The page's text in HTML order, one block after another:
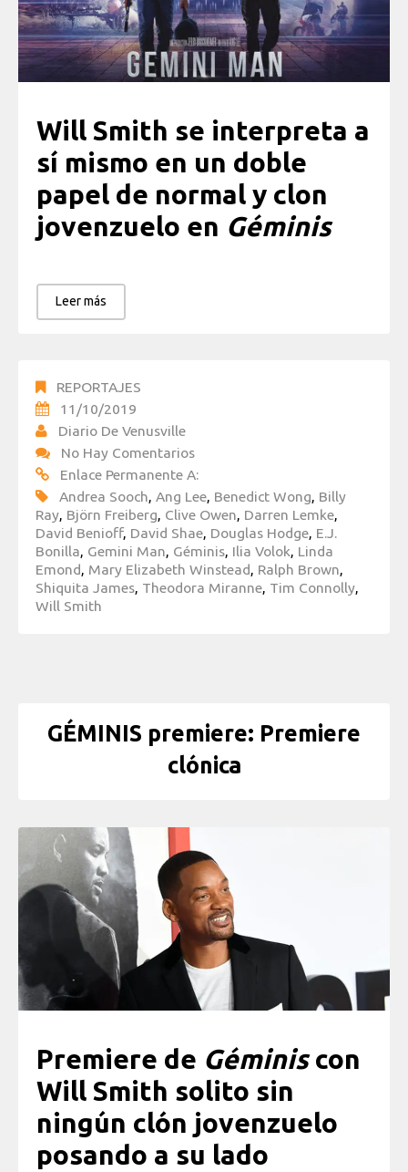
Will Smith se interpreta a
sí mismo en un doble
papel de normal y clon
jovenzuelo en Géminis
Leer más
REPORTAJES
11/10/2019
Diario De Venusville
No Hay Comentarios
Enlace Permanente A:
Andrea Sooch, Ang Lee, Benedict Wong, Billy
Ray, Björn Freiberg, Clive Owen, Darren Lemke,
David Benioff, David Shae, Douglas Hodge, E.J.
Bonilla, Gemini Man, Géminis, Ilia Volok, Linda
Emond, Mary Elizabeth Winstead, Ralph Brown,
Shiquita James, Theodora Miranne, Tim Connolly,
Will Smith
GÉMINIS premiere: Premiere
clónica
Premiere de Géminiscon
Will Smith solito sin
ningún clón jovenzuelo
posando a su lado